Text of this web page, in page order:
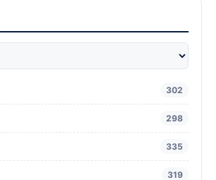
302
298
335
319